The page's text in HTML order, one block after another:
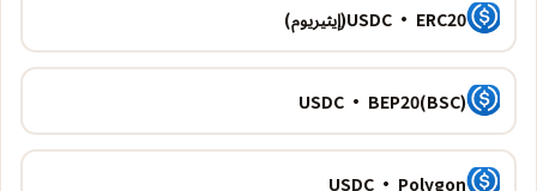
USDC · ERC20(إيثيريوم)
USDC · BEP20(BSC)
USDC · Polygon